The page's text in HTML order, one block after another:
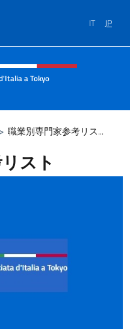
IT JP
menu of site
a Tokyo
> 職業別専門家参考リス...
スト